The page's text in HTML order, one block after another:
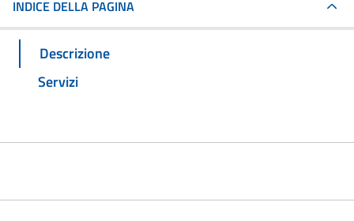
INDICE DELLA PAGINA
Descrizione
Servizi